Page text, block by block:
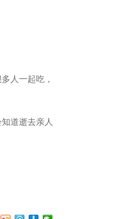
人一起吃，
道逝去亲人